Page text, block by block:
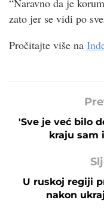
zato jer se vidi po
Pročitajte više na
'Sve je već bilo
kraju sam
U ruskoj regiji
nakon